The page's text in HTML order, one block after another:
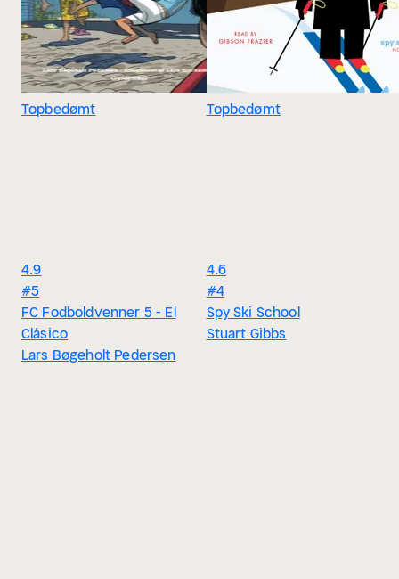
Topbedømt
4.9
#5
FC Fodboldvenner 5 - El
Clásico
Lars Bøgeholt Pedersen
Topbedømt
4.6
#4
Spy Ski School
Stuart Gibbs